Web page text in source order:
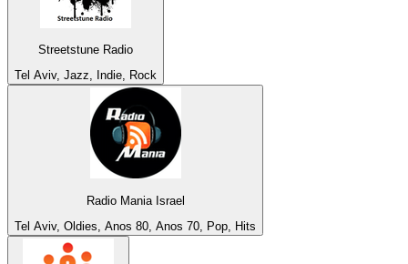
Streetstune Radio
Tel Aviv, Jazz, Indie, Rock
Radio Mania Israel
Tel Aviv, Oldies, Anos 80, Anos 70, Pop, Hits